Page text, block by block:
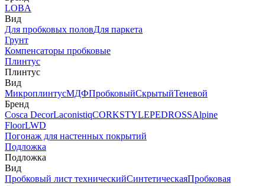
LOBA
Вид
Для пробковых половДля паркета
Грунт
Компенсаторы пробковые
Плинтус
Плинтус
Вид
МикроплинтусМДФПробковыйСкрытыйТеневой
Бренд
Cosca DecorLaconistiqCORKSTYLEPEDROSSAlpine
FloorLWD
Погонаж для настенных покрытий
Подложка
Подложка
Вид
Пробковый лист техническийСинтетическаяПробковая